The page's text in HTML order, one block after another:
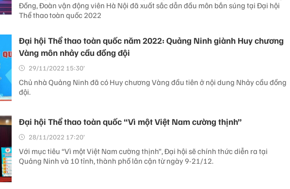
Đồng, Đoàn vận động viên Hà Nội đã xuất sắc dẫn đầu môn bắn súng tại Đại hội
Thể thao toàn quốc 2022
Đại hội Thể thao toàn quốc năm 2022: Quảng Ninh giành Huy chương
Vàng môn nhảy cầu đồng đội
29/11/2022 15:30’
Chủ nhà Quảng Ninh đã có Huy chương Vàng đầu tiên ở nội dung Nhảy cầu đồng
đội.
Đại hội Thể thao toàn quốc “Vì một Việt Nam cường thịnh”
28/11/2022 17:20’
Với mục tiêu “Vì một Việt Nam cường thịnh”, Đại hội sẽ chính thức diễn ra tại
Quảng Ninh và 10 tỉnh, thành phố lân cận từ ngày 9-21/12.